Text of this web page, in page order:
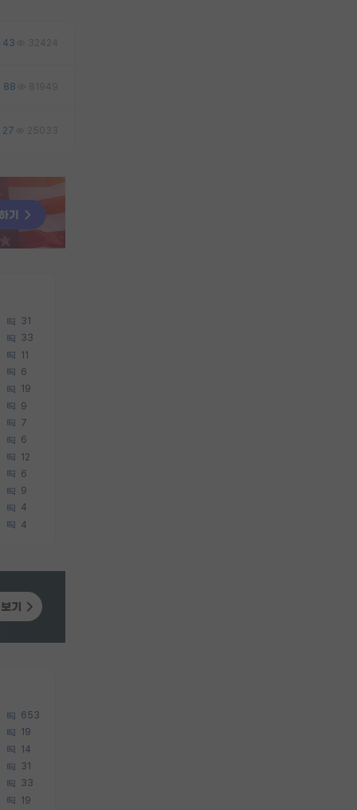
43 32424
88 81949
27 25033
31
33
11
6
19
9
7
6
12
6
9
4
4
653
19
14
31
33
19